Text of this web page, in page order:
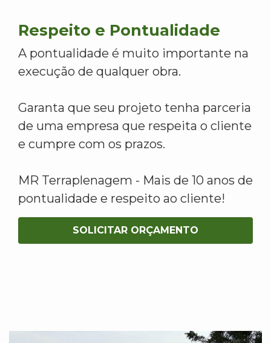
Respeito e Pontualidade
A pontualidade é muito importante na
execução de qualquer obra.
Garanta que seu projeto tenha parceria
de uma empresa que respeita o cliente
e cumpre com os prazos.
MR Terraplenagem - Mais de 10 anos de
pontualidade e respeito ao cliente!
SOLICITAR ORÇAMENTO